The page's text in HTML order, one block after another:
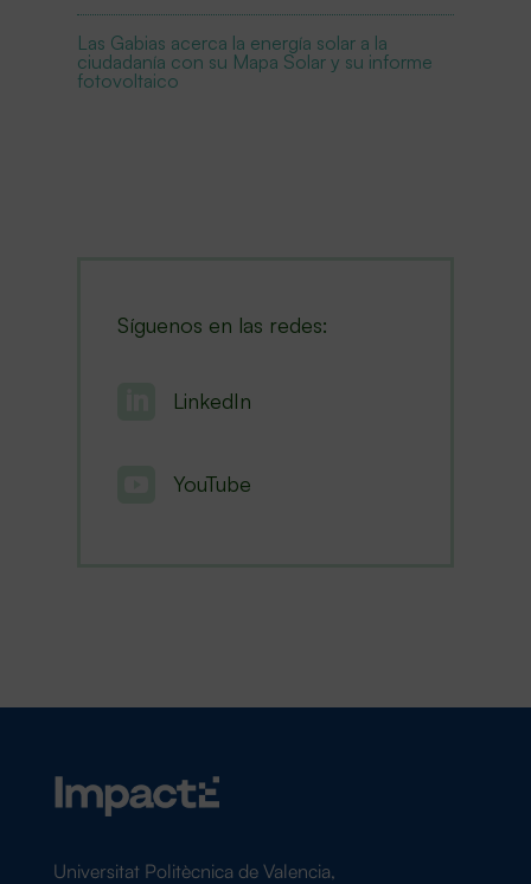
Las Gabias acerca la energía solar a la
ciudadanía con su Mapa Solar y su informe
fotovoltaico
Síguenos en las redes:
LinkedIn
YouTube
Universitat Politècnica de Valencia,